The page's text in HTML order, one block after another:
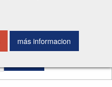
más informacion